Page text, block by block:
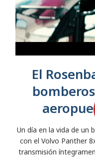
El
Un día en la vida de un
con el Volvo Panther
transmisión